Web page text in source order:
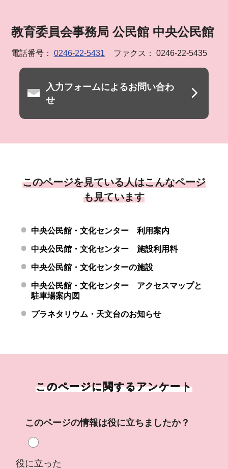
教育委員会事務局 公民館 中央公民館
電話番号： 0246-22-5431 ファクス： 0246-22-5435
入力フォームによるお問い合わ
せ
このページを見ている人はこんなページ
も見ています
中央公民館・文化センター 利用案内
中央公民館・文化センター 施設利用料
中央公民館・文化センターの施設
中央公民館・文化センター アクセスマップと
駐車場案内図
プラネタリウム・天文台のお知らせ
このページに関するアンケート
このページの情報は役に立ちましたか？
役に立った